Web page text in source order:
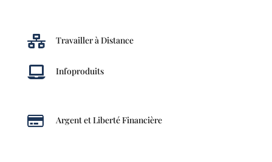
 Travailler à Distance
 Infoproduits
 Argent et Liberté Financière